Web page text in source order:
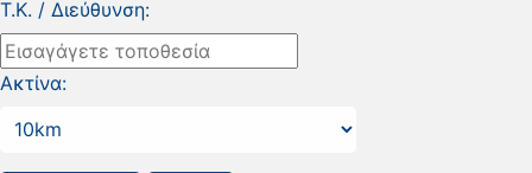
Τ.Κ. / Διεύθυνση:
Ακτίνα: